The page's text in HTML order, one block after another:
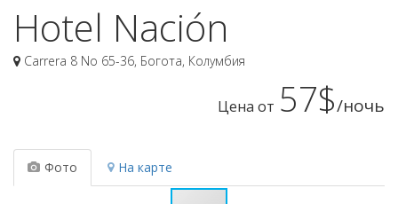
Hotel Nación
Carrera 8 No 65-36, Богота, Колумбия
Цена от 57$/ночь
Фото На карте